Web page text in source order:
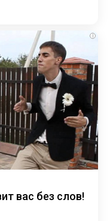
i
вас без слов!